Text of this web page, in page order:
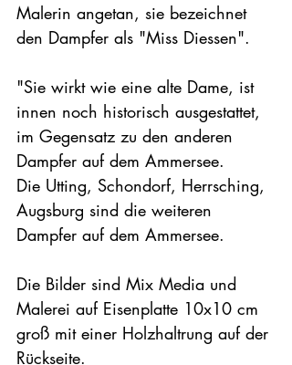
Malerin angetan, sie bezeichnet
den Dampfer als "Miss Diessen".
"Sie wirkt wie eine alte Dame, ist
innen noch historisch ausgestattet,
im Gegensatz zu den anderen
Dampfer auf dem Ammersee.
Die Utting, Schondorf, Herrsching,
Augsburg sind die weiteren
Dampfer auf dem Ammersee.
Die Bilder sind Mix Media und
Malerei auf Eisenplatte 10x10 cm
groß mit einer Holzhaltrung auf der
Rückseite.